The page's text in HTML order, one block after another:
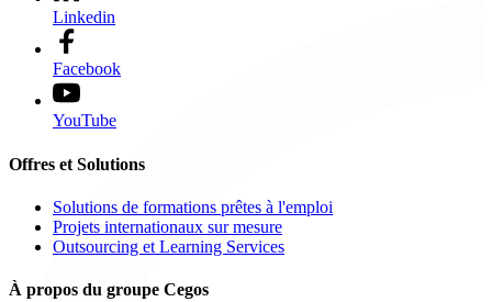
Linkedin
Facebook
YouTube
Offres et Solutions
Solutions de formations prêtes à l'emploi
Projets internationaux sur mesure
Outsourcing et Learning Services
À propos du groupe Cegos